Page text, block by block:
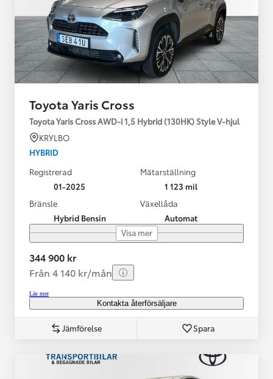
Toyota Yaris Cross
Toyota Yaris Cross AWD-i 1,5 Hybrid (130HK) Style V-hjul
KRYLBO
HYBRID
Registrerad
01-2025
Mätarställning
1 123 mil
Bränsle
Hybrid Bensin
Växellåda
Automat
Visa mer
344 900 kr
Från 4 140 kr/mån
Läs mer
Kontakta återförsäljare
Jämförelse Spara